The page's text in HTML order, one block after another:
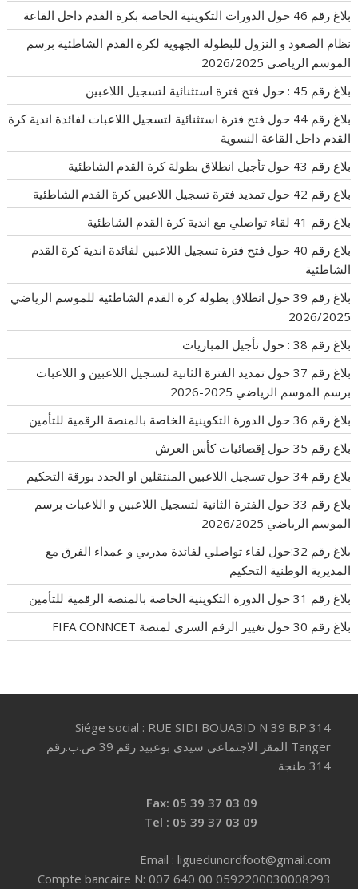
بلاغ رقم 46 حول الدورات التكوينية الخاصة بكرة القدم داخل القاعة
نظام الصعود و النزول للبطولة الجهوية لكرة القدم الشاطئية برسم
الموسم الرياضي 2026/2025
بلاغ رقم 45 : حول فتح فترة استثنائية لتسجيل اللاعبين
بلاغ رقم 44 حول فتح فترة استثنائية لتسجيل اللاعبات لفائدة اندية كرة
القدم داحل القاعة النسوية
بلاغ رقم 43 حول تأجيل انطلاق بطولة كرة القدم الشاطئية
بلاغ رقم 42 حول تمديد فترة تسجيل اللاعبين كرة القدم الشاطئية
بلاغ رقم 41 لقاء تواصلي مع اندية كرة القدم الشاطئية
بلاغ رقم 40 حول فتح فترة تسجيل اللاعبين لفائدة اندية كرة القدم
الشاطئية
بلاغ رقم 39 حول انطلاق بطولة كرة القدم الشاطئية للموسم الرياضي
2026/2025
بلاغ رقم 38 : حول تأجيل المباريات
بلاغ رقم 37 حول تمديد الفترة الثانية لتسجيل اللاعبين و اللاعبات
برسم الموسم الرياضي 2025-2026
بلاغ رقم 36 حول الدورة التكوينية الخاصة بالمنصة الرقمية للتأمين
بلاغ رقم 35 حول إقصائيات كأس العرش
بلاغ رقم 34 حول تسجيل اللاعبين المنتقلين او الجدد بورقة التحكيم
بلاغ رقم 33 حول الفترة الثانية لتسجيل اللاعبين و اللاعبات برسم
الموسم الرياضي 2026/2025
بلاغ رقم 32:حول لقاء تواصلي لفائدة مدربي و عمداء الفرق مع
المديرية الوطنية التحكيم
بلاغ رقم 31 حول الدورة التكوينية الخاصة بالمنصة الرقمية للتأمين
بلاغ رقم 30 حول تغيير الرقم السري لمنصة FIFA CONNCET
Siége social : RUE SIDI BOUABID N 39 B.P.314
Tanger المقر الاجتماعي سيدي بوعبيد رقم 39 ص.ب.رقم
314 طنجة
Email : liguedunordfoot@gmail.com
Compte bancaire N: 007 640 00 0592200030008293